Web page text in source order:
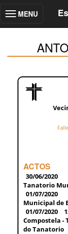
Toggle
MENU
ACTOS
30/06/2020
Tanatorio
01/07/2020
Municipal de
01/07/2020
Compostela -
do Tanatorio